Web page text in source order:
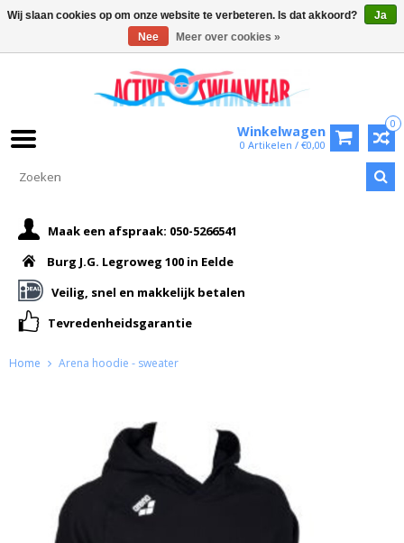
0
Winkelwagen
0 Artikelen / €0,00
Maak een afspraak: 050-5266541
Burg J.G. Legroweg 100 in Eelde
Veilig, snel en makkelijk betalen
Tevredenheidsgarantie
Home Arena hoodie - sweater
Wij slaan cookies op om onze website te verbeteren. Is dat akkoord?
Ja
Nee
Meer over cookies »